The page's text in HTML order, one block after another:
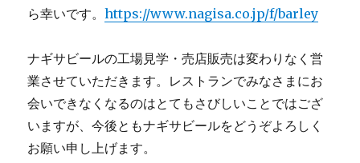
ら幸いです。https://www.nagisa.co.jp/f/barley
ナギサビールの工場見学・売店販売は変わりなく営
業させていただきます。レストランでみなさまにお
会いできなくなるのはとてもさびしいことではござ
いますが、今後ともナギサビールをどうぞよろしく
お願い申し上げます。